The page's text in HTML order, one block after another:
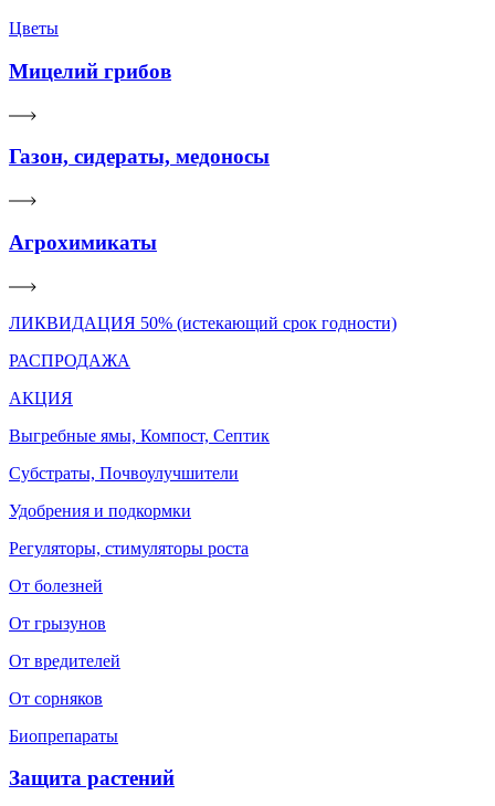
Цветы
Мицелий грибов
Газон, сидераты, медоносы
Агрохимикаты
ЛИКВИДАЦИЯ 50% (истекающий срок годности)
РАСПРОДАЖА
АКЦИЯ
Выгребные ямы, Компост, Септик
Субстраты, Почвоулучшители
Удобрения и подкормки
Регуляторы, стимуляторы роста
От болезней
От грызунов
От вредителей
От сорняков
Биопрепараты
Защита растений